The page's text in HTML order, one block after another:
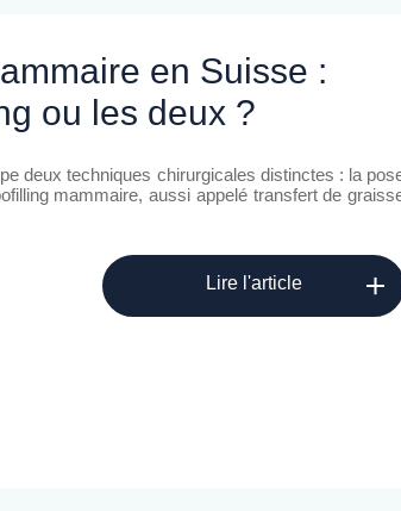
ou les deux ?
deux techniques chirurgicales distinctes : la
mammaire, aussi appelé transfert de
Lire l'article